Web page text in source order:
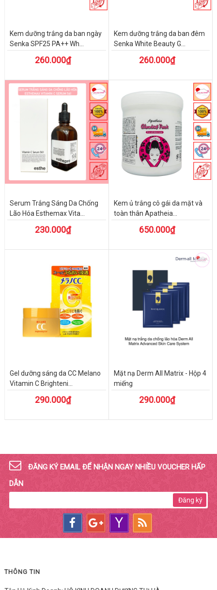
Kem dưỡng trắng da ban ngày
Senka SPF25 PA++ Wh...
260.000₫
Kem dưỡng trắng da ban đêm
Senka White Beauty G...
260.000₫
Serum Trắng Sáng Da Chống
Lão Hóa Esthemax Vita...
230.000₫
Kem ủ trắng cô gái da mặt và
toàn thân Apatheia...
650.000₫
Gel dưỡng sáng da CC Melano
Vitamin C Brighteni...
290.000₫
Mặt nạ Derm All Matrix - Hộp 4
miếng
290.000₫
ĐĂNG KÝ EMAIL ĐỂ NHẬN NGAY NHIỀU VOUCHER HẤP
DẪN
Đăng ký
THÔNG TIN